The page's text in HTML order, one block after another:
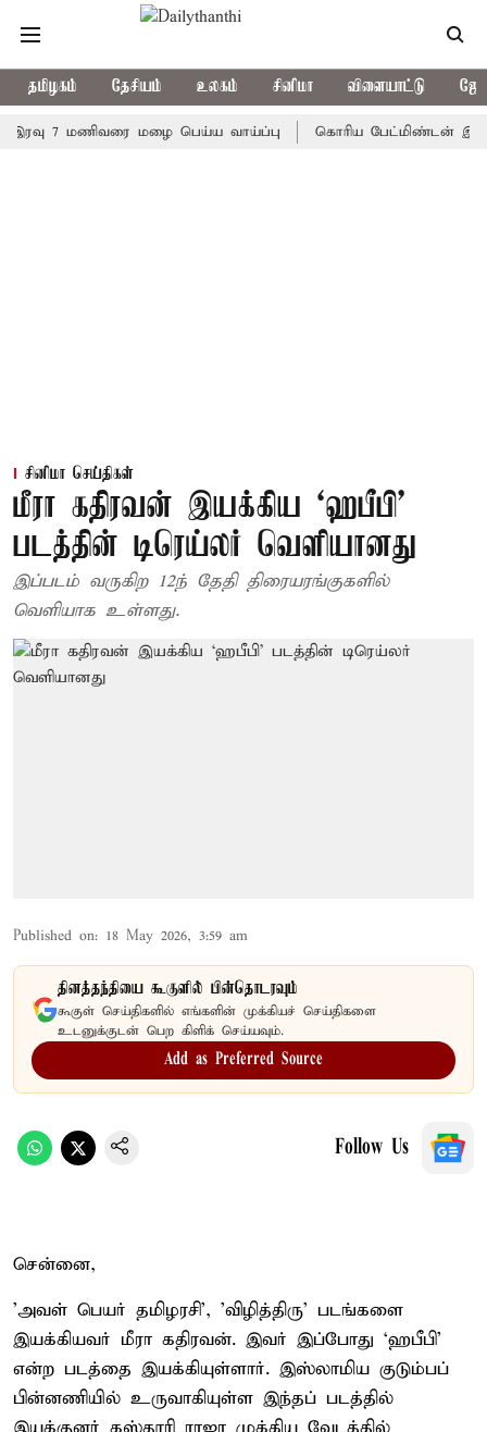
தமிழகம் தேசியம் உலகம் சினிமா விளையாட்டு
7 மணிவரை மழை பெய்ய வாய்ப்பு கொரிய பேட்மிண்டன் இறுதி
சினிமா செய்திகள்
மீரா கதிரவன் இயக்கிய ‘ஹபீபி'
படத்தின் டிரெய்லர் வெளியானது
இப்படம் வருகிற 12ந் தேதி திரையரங்குகளில்
வெளியாக உள்ளது.
Published on: 18 May 2026, 3:59 am
தினத்தந்தியை கூகுளில் பின்தொடரவும்
கூகுள் செய்திகளில் எங்களின் முக்கியச் செய்திகளை
உடனுக்குடன் பெற கிளிக் செய்யவும்.
Add as Preferred Source
Follow Us
சென்னை,
'அவள் பெயர் தமிழரசி', 'விழித்திரு' படங்களை
இயக்கியவர் மீரா கதிரவன். இவர் இப்போது ‘ஹபீபி'
என்ற படத்தை இயக்கியுள்ளார். இஸ்லாமிய குடும்பப்
பின்னணியில் உருவாகியுள்ள இந்தப் படத்தில்